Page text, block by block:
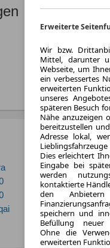
LEASING
Erweiterte
Wir bzw.
Mittel, darunter
Webseite, um
ein verbessertes
erweiterten
unseres
späteren Besuch
Nähe anzuzeigen
bereitzustellen
Adresse lokal,
Dies erleichtert
Eingabe bei
werden
kontaktierte
den
speichern und
Befüllung neuer
Ohne die
erweiterten